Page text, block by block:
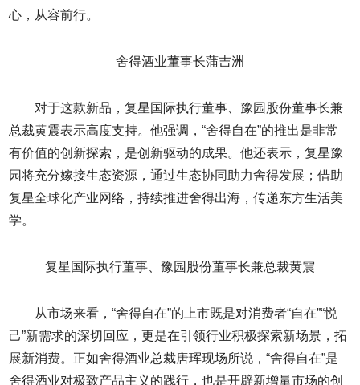
心，从容前行。
舍得酒业董事长蒲吉洲
对于这款新品，复星国际执行董事、豫园股份董事长兼
总裁黄震表示高度支持。他强调，“舍得自在”的推出是非常
有价值的创新探索，是创新驱动的成果。他还表示，复星豫
园将充分嫁接生态资源，通过生态协同助力舍得发展；借助
复星全球化产业网络，持续推进舍得出海，传递东方生活美
学。
复星国际执行董事、豫园股份董事长兼总裁黄震
从市场来看，“舍得自在”的上市既是对消费者“自在”“悦
己”新需求的深切回应，更是在引领行业积极探索新场景，拓
展新消费。正如舍得酒业总裁唐珲现场所说，“舍得自在”是
舍得酒业对极致产品主义的践行，也是开辟新增量市场的创